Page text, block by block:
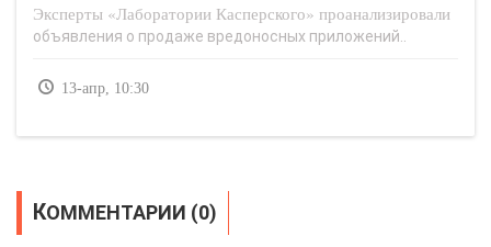
Эксперты «Лаборатории Касперского» проанализировали
объявления о продаже вредоносных приложений..
13-апр, 10:30
КОММЕНТАРИИ (0)